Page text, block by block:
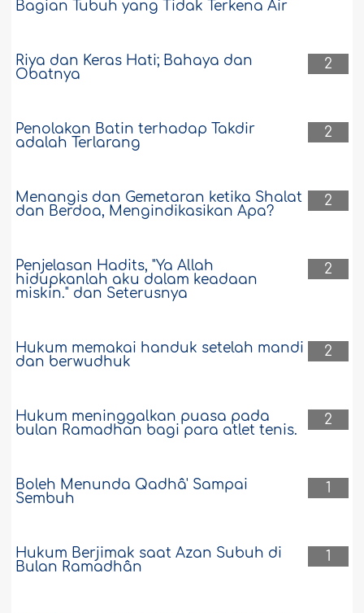
Bagian Tubuh yang Tidak Terkena Air
2
Riya dan Keras Hati; Bahaya dan
Obatnya
2
Penolakan Batin terhadap Takdir
adalah Terlarang
2
Menangis dan Gemetaran ketika Shalat
dan Berdoa, Mengindikasikan Apa?
2
Penjelasan Hadits, "Ya Allah
hidupkanlah aku dalam keadaan
miskin." dan Seterusnya
2
Hukum memakai handuk setelah mandi
dan berwudhuk
2
Hukum meninggalkan puasa pada
bulan Ramadhan bagi para atlet tenis.
1
Boleh Menunda Qadhâ' Sampai
Sembuh
1
Hukum Berjimak saat Azan Subuh di
Bulan Ramadhân